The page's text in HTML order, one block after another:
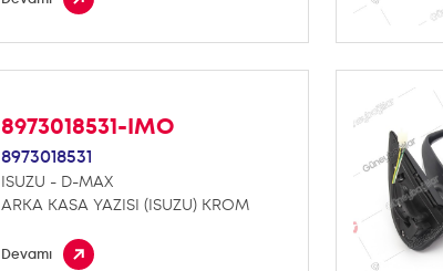
8973018531-IMO
8973018531
ISUZU - D-MAX
ARKA KASA YAZISI (ISUZU) KROM
Devamı